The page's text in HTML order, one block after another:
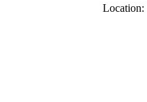
Location: